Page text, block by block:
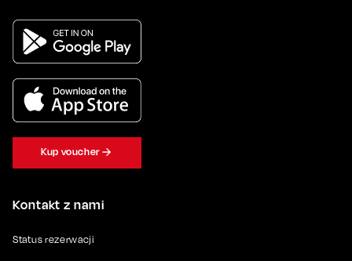
Kontakt z nami
Status rezerwacji
Kup voucher